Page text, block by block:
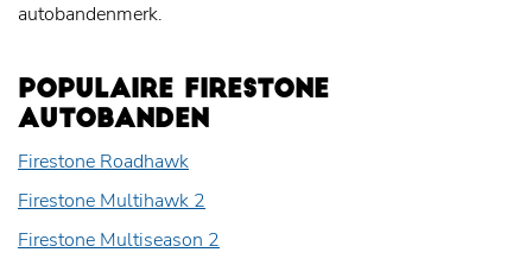
autobandenmerk.
POPULAIRE FIRESTONE
AUTOBANDEN
Firestone Roadhawk
Firestone Multihawk 2
Firestone Multiseason 2